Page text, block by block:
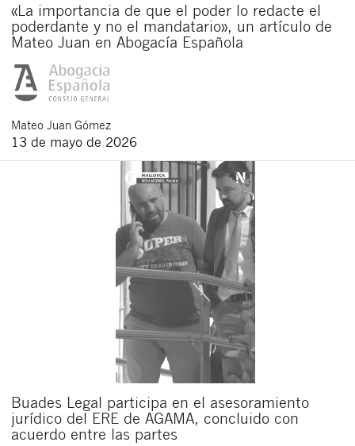
«La importancia de que el poder lo redacte el
poderdante y no el mandatario», un artículo de
Mateo Juan en Abogacía Española
Mateo Juan Gómez
13 de mayo de 2026
Buades Legal participa en el asesoramiento
jurídico del ERE de AGAMA, concluido con
acuerdo entre las partes